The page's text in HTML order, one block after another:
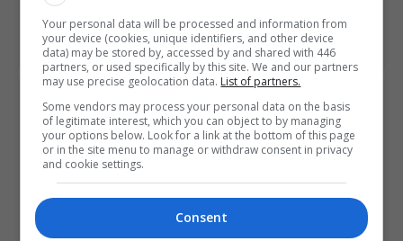
Nintendo mostra Zelda: Breath of the Wild pela primeira
vez no Switch
ÚLTIMAS NOTÍCIAS
Your personal data will be processed and information from
your device (cookies, unique identifiers, and other device
data) may be stored by, accessed by and shared with 446
partners, or used specifically by this site. We and our partners
may use precise geolocation data. List of partners.
Some vendors may process your personal data on the basis
of legitimate interest, which you can object to by managing
your options below. Look for a link at the bottom of this page
or in the site menu to manage or withdraw consent in privacy
and cookie settings.
Consent